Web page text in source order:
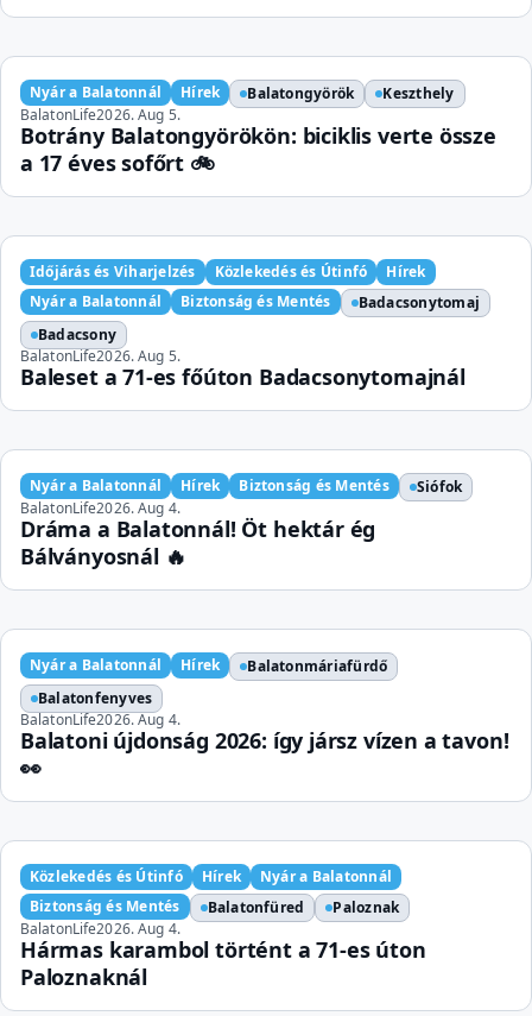
Nyár a Balatonnál Hírek Balatongyörök
Keszthely
BalatonLife2026. Aug 5.
Botrány Balatongyörökön: biciklis verte össze
a 17 éves sofőrt 🚲
Időjárás és Viharjelzés Közlekedés és Útinfó
Hírek
Nyár a Balatonnál
Biztonság és Mentés
Badacsonytomaj
Badacsony
BalatonLife2026. Aug 5.
Baleset a 71-es főúton Badacsonytomajnál
Nyár a Balatonnál Hírek Biztonság és Mentés
Siófok
BalatonLife2026. Aug 4.
Dráma a Balatonnál! Öt hektár ég
Bálványosnál 🔥
Nyár a Balatonnál Hírek
Balatonmáriafürdő
Balatonfenyves
BalatonLife2026. Aug 4.
Balatoni újdonság 2026: így jársz vízen a tavon!
👀
Közlekedés és Útinfó Hírek
Nyár a Balatonnál
Biztonság és Mentés
Balatonfüred
Paloznak
BalatonLife2026. Aug 4.
Hármas karambol történt a 71-es úton
Paloznaknál